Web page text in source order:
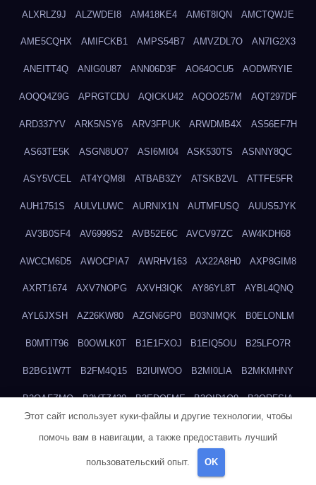
ALXRLZ9J ALZWDEI8 AM418KE4 AM6T8IQN AMCTQWJE
AME5CQHX AMIFCKB1 AMPS54B7 AMVZDL7O AN7IG2X3
ANEITT4Q ANIG0U87 ANN06D3F AO64OCU5 AODWRYIE
AOQQ4Z9G APRGTCDU AQICKU42 AQOO257M AQT297DF
ARD337YV ARK5NSY6 ARV3FPUK ARWDMB4X AS56EF7H
AS63TE5K ASGN8UO7 ASI6MI04 ASK530TS ASNNY8QC
ASY5VCEL AT4YQM8I ATBAB3ZY ATSKB2VL ATTFE5FR
AUH1751S AULVLUWC AURNIX1N AUTMFUSQ AUUS5JYK
AV3B0SF4 AV6999S2 AVB52E6C AVCV97ZC AW4KDH68
AWCCM6D5 AWOCPIA7 AWRHV163 AX22A8H0 AXP8GIM8
AXRT1674 AXV7NOPG AXVH3IQK AY86YL8T AYBL4QNQ
AYL6JXSH AZ26KW80 AZGN6GP0 B03NIMQK B0ELONLM
B0MTIT96 B0OWLK0T B1E1FXOJ B1EIQ5OU B25LFO7R
B2BG1W7T B2FM4Q15 B2IUIWOO B2MI0LIA B2MKMHNY
B2OAFZMQ B2VTZ430 B3EDO5ME B3OID1O9 B3QRFSIA
B7FWLONS
B91DTZMF
Этот сайт использует куки-файлы и другие технологии, чтобы
помочь вам в навигации, а также предоставить лучший
пользовательский опыт. OK